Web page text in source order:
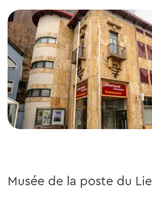
Musée de la poste du